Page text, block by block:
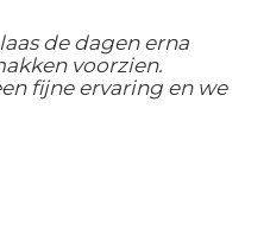
de dagen erna
voorzien.
fijne ervaring en we